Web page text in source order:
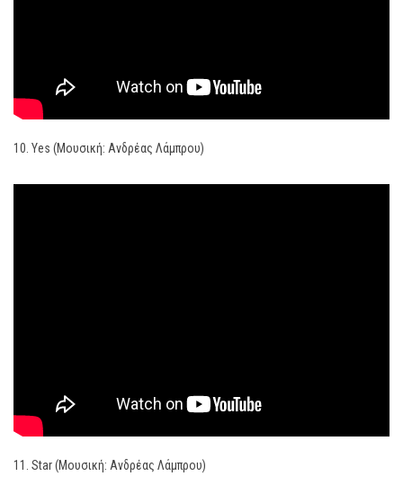
10. Yes (Μουσική: Ανδρέας Λάμπρου)
11. Star (Μουσική: Ανδρέας Λάμπρου)